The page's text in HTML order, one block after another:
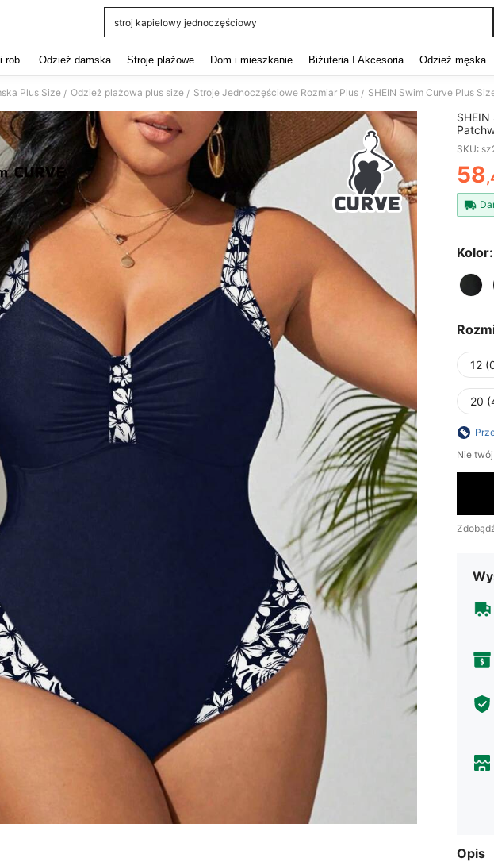
stroj kapielowy jednoczęściowy
rob. Odzież damska Stroje plażowe Dom i mieszkanie Biżuteria I Akcesoria Odzież męska
Plus Size / Odzież plażowa plus size / Stroje Jednoczęściowe Rozmiar Plus /
SKU:
58
Kolor:
12
20
Nie
Opis